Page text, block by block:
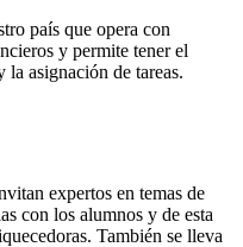
país que opera con
y permite tener el
asignación de tareas.
expertos en temas de
con los alumnos y de esta
También se lleva